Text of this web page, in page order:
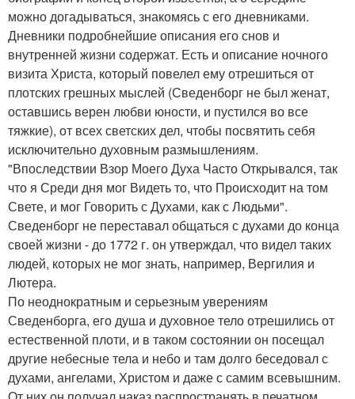
можно догадываться, знакомясь с его дневниками.
Дневники подробнейшие описания его снов и
внутренней жизни содержат. Есть и описание ночного
визита Христа, который повелел ему отрешиться от
плотских грешных мыслей (Сведенборг не был женат,
оставшись верен любви юности, и пустился во все
тяжкие), от всех светских дел, чтобы посвятить себя
исключительно духовным размышлениям.
"Впоследствии Взор Моего Духа Часто Открывался, так
что я Среди дня мог Видеть то, что Происходит на том
Свете, и мог Говорить с Духами, как с Людьми".
Сведенборг не переставал общаться с духами до конца
своей жизни - до 1772 г. он утверждал, что видел таких
людей, которых не мог знать, например, Вергилия и
Лютера.
По неоднократным и серьезным уверениям
Сведенборга, его душа и духовное тело отрешились от
естественной плоти, и в таком состоянии он посещал
другие небесные тела и небо и там долго беседовал с
духами, ангелами, Христом и даже с самим всевышним.